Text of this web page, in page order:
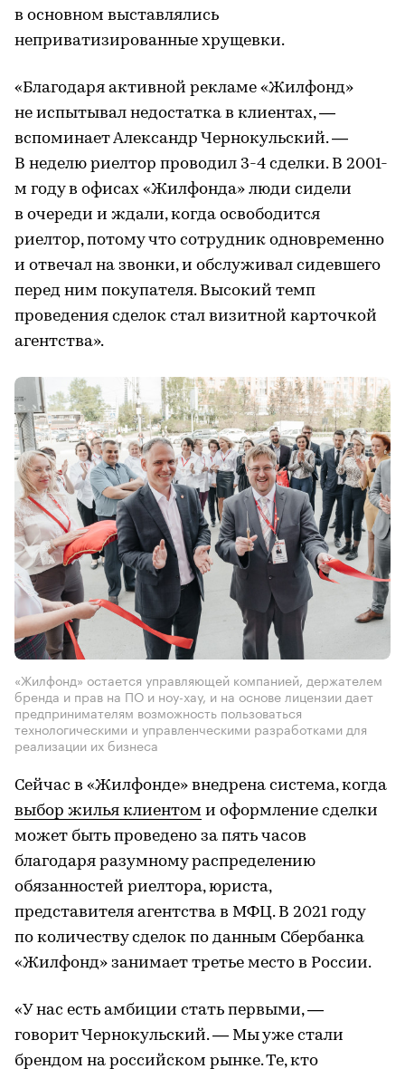
в основном выставлялись
неприватизированные хрущевки.
«Благодаря активной рекламе «Жилфонд»
не испытывал недостатка в клиентах, —
вспоминает Александр Чернокульский. —
В неделю риелтор проводил 3-4 сделки. В 2001-
м году в офисах «Жилфонда» люди сидели
в очереди и ждали, когда освободится
риелтор, потому что сотрудник одновременно
и отвечал на звонки, и обслуживал сидевшего
перед ним покупателя. Высокий темп
проведения сделок стал визитной карточкой
агентства».
«Жилфонд» остается управляющей компанией, держателем
бренда и прав на ПО и ноу-хау, и на основе лицензии дает
предпринимателям возможность пользоваться
технологическими и управленческими разработками для
реализации их бизнеса
Сейчас в «Жилфонде» внедрена система, когда
выбор жилья клиентом и оформление сделки
может быть проведено за пять часов
благодаря разумному распределению
обязанностей риелтора, юриста,
представителя агентства в МФЦ. В 2021 году
по количеству сделок по данным Сбербанка
«Жилфонд» занимает третье место в России.
«У нас есть амбиции стать первыми, —
говорит Чернокульский. — Мы уже стали
брендом на российском рынке. Те, кто